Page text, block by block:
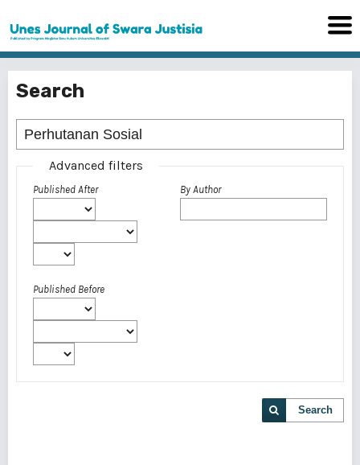
Search
Advanced filters
Published After
Published Before
By Author
Search